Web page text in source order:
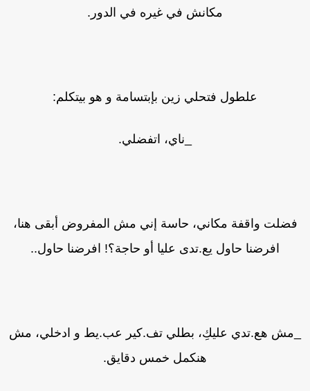
مكانش في غيره في الدور.
علطول فتحلي زين بإبتسامة و هو بيتكلم:
_ناي، اتفضلي.
فضلت واقفة مكاني، حاسة إني مش المفروض أبقى هنا،
افرضنا حاول يع.تدى عليا أو حاجة؟! افرضنا حاول..
هع.تدي عليكِ، بطلي تف.كير عب.يط و ادخلي، مش
هنكمل خمس دقايق.